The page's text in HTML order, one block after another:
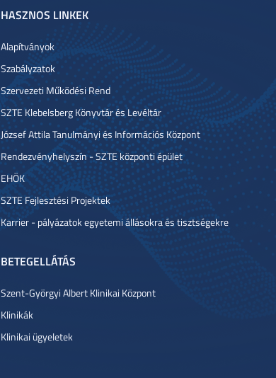
HASZNOS LINKEK
Alapítványok
Szabályzatok
Szervezeti Működési Rend
SZTE Klebelsberg Könyvtár és Levéltár
József Attila Tanulmányi és Információs Központ
Rendezvényhelyszín - SZTE központi épület
EHÖK
SZTE Fejlesztési Projektek
Karrier - pályázatok egyetemi állásokra és tisztségekre
BETEGELLÁTÁS
Szent-Györgyi Albert Klinikai Központ
Klinikák
Klinikai ügyeletek